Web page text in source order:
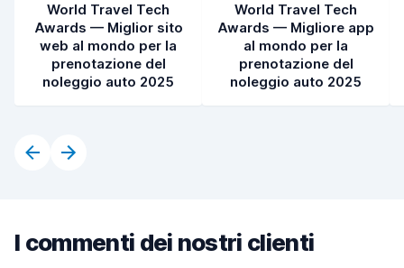
World Travel Tech
Awards — Miglior sito
web al mondo per la
prenotazione del
noleggio auto 2025
World Travel Tech
Awards — Migliore app
al mondo per la
prenotazione del
noleggio auto 2025
I commenti dei nostri clienti